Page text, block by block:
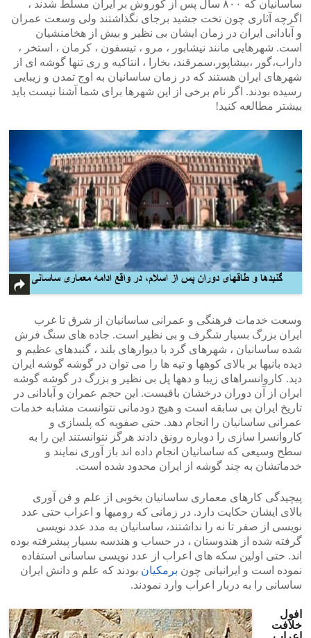
ساسانیان که ۸۰۰ سال پس از کوروش بر ایران مسلّط شدند ،
اگرچه آثاری چون تخت جشید برجای نگذاشتند ولی وسعت عمران
و آبادانی ایران در زمان ایشان بی نظیر و بیش از هخامنشیان
است. شهرهایی مانند نیشابور ، مرو ، تیسفون ، کرمان ، استخر ،
داراب،گور ،بیشاپور،سمرقند، بخارا ، انتاکیه و ری تنها گوشه ای از
شهرهای ایران هستند که در زمان ساسانیان به اوج تمدن و زیبایی
رسیده بودند. اگر نام برخی از این شهرها برای شما آشنا نیست باید
بیشتر مطالعه کنید!
وسعت خدمات فرهنگی و عمرانی ساسانیان از شرق تا غرب
ایران بزرگ بسیار شگرف و بی نظیر است. جاده های سنگ فرش
شده ساسانیان ، شهرهای گرد با دیوارهای بلند ، گنبدهای عظیم و
دیده بانیها بر بالای کوهها و تپه ها را می توان در گوشه گوشه ایران
دید. کاروانسراهای زیبا و دهها پل بی نظیر و بزرگ در گوشه گوشه
ایران از آن دوران درخشان باقیست. این حجم عمران و آبادانی در
تاریخ ایران بی سابقه است و هیچ دودمانی نتوانست مشابه خدمات
عمرانی ساسانیان را انجام دهد. حتی صفویه که پلسازی و
کاروانسرا سازی را دوباره رونق دادند هرگز نتوانستند این را به
سطح وسیعی که ساسانیان انجام داده اند باز آوری نمایند و
خدماتشان به چند گوشه از ایران محدود شده است.
پیچیدگی کارهای معماری ساسانیان بخوبی از علم و فن آوری
بالای ایشان حکایت دارد. در زمانی که رومیها و اعراب حتی عدد
نویسی از صفر تا نه را نداشتند، ساسانیان به مدد عدد نویسی
گرفته شده از هندوستان ، در حساب و هندسه بسیار پیشرفته بوده
اند. حتی اولین سکه های اعراب از عدد نویسی ساسانی استفاده
نموده است و ایرانیانی چون برمکیان بودند که علم و دانش ایران
ساسانی را به دربار اعراب وارد نمودند.
افول
خلافت